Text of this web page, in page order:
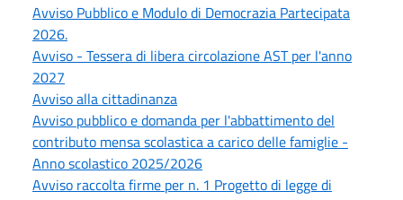
Avviso Pubblico e Modulo di Democrazia Partecipata
2026.
Avviso - Tessera di libera circolazione AST per l'anno
2027
Avviso alla cittadinanza
Avviso pubblico e domanda per l'abbattimento del
contributo mensa scolastica a carico delle famiglie -
Anno scolastico 2025/2026
Avviso raccolta firme per n. 1 Progetto di legge di